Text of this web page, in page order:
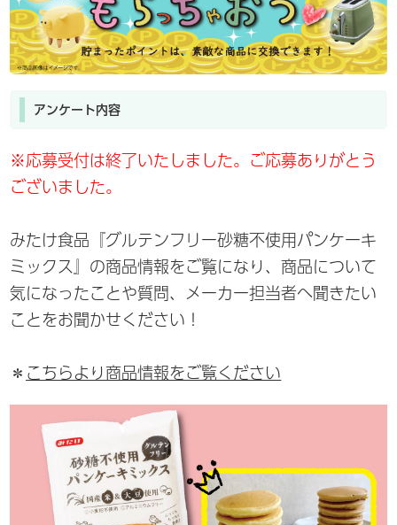
アンケート内容
※応募受付は終了いたしました。ご応募ありがとう
ございました。
みたけ食品『グルテンフリー砂糖不使用パンケーキ
ミックス』の商品情報をご覧になり、商品について
気になったことや質問、メーカー担当者へ聞きたい
ことをお聞かせください！
＊ こちらより商品情報をご覧ください